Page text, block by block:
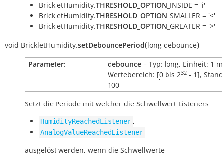
BrickletHumidity.THRESHOLD_OPTION _INSIDE = 'i'
BrickletHumidity.THRESHOLD_OPTION _SMALLER = '<'
BrickletHumidity.THRESHOLD_OPTION _GREATER = '>'
void BrickletHumidity.setDebouncePeriod(long debounce)
Parameter: debounce – Typ: long, Einheit: 1
Wertebereich: [0 bis 232 - 1],
100
Setzt die Periode mit welcher die Schwellwert Listeners
HumidityReachedListener ,
AnalogValueReachedListener
ausgelöst werden, wenn die Schwellwerte